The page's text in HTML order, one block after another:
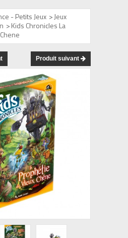
- Petits Jeux >Jeux
>Kids Chronicles La
Produit suivant